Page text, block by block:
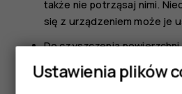
także nie potrząsaj nimi.
się z urządzeniem może je
Do czyszczenia
tylko miękkiej, czystej i
Nie maluj urządzenia. Farba
Ustawienia plików